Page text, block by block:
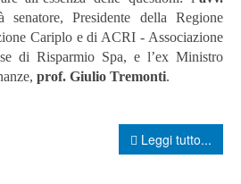
senatore, Presidente della Regione
Cariplo e di ACRI - Associazione
di Risparmio Spa, e l’ex Ministro
prof. Giulio Tremonti.
Leggi tutto...